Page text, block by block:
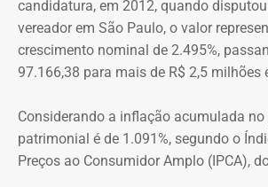
entra em contato com a vítima e o
Quatro anos depois, nas eleições de
a disputar uma vaga na Assembleia
novamente ficou como suplente, o
saltou para R$ 1.658.540,00. Na
mil, uma chácara de R$ 400 mil, dois
somavam R$ 647,3 mil e participações
empresas do ramo de alimentação.
candidatura, em 2012, quando
vereador em São Paulo, o valor
crescimento nominal de 2.495%,
97.166,38 para mais de R$ 2,5 milhões
Considerando a inflação acumulada no
patrimonial é de 1.091%, segundo o
Preços ao Consumidor Amplo (IPCA),